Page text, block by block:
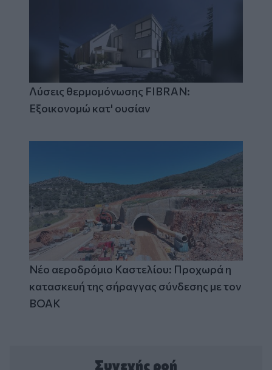
Λύσεις θερμομόνωσης FIBRAN:
Εξοικονομώ κατ' ουσίαν
Νέο αεροδρόμιο Καστελίου: Προχωρά η
κατασκευή της σήραγγας σύνδεσης με τον
ΒΟΑΚ
Συνεχής ροή